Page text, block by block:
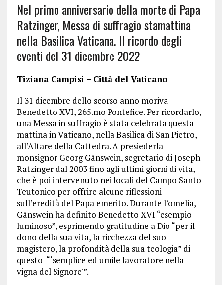
Nel primo anniversario della morte di Papa
Ratzinger, Messa di suffragio stamattina
nella Basilica Vaticana. Il ricordo degli
eventi del 31 dicembre 2022
Tiziana Campisi – Città del Vaticano
Il 31 dicembre dello scorso anno moriva
Benedetto XVI, 265.mo Pontefice. Per ricordarlo,
una Messa in suffragio è stata celebrata questa
mattina in Vaticano, nella Basilica di San Pietro,
all’Altare della Cattedra. A presiederla
monsignor Georg Gänswein, segretario di Joseph
Ratzinger dal 2003 fino agli ultimi giorni di vita,
che è poi intervenuto nei locali del Campo Santo
Teutonico per offrire alcune riflessioni
sull’eredità del Papa emerito. Durante l’omelia,
Gänswein ha definito Benedetto XVI “esempio
luminoso”, esprimendo gratitudine a Dio “per il
dono della sua vita, la ricchezza del suo
magistero, la profondità della sua teologia” di
questo “‘semplice ed umile lavoratore nella
vigna del Signore'”.